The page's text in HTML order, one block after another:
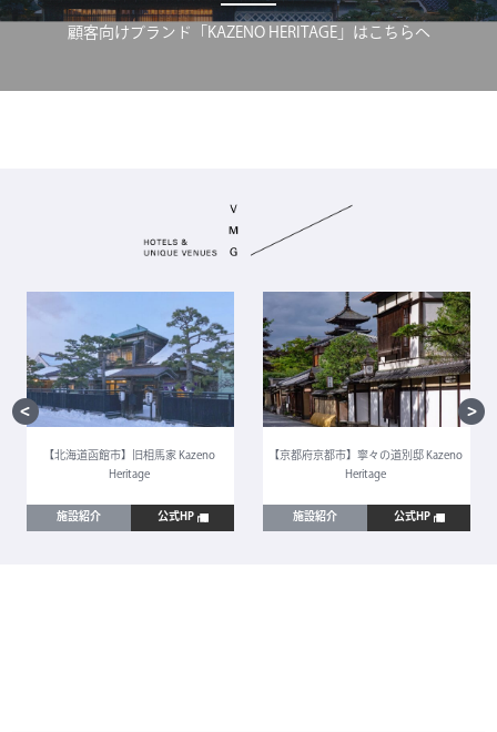
顧客向けブランド「KAZENO HERITAGE」はこちらへ
【北海道函館市】旧相馬家 Kazeno
Heritage
施設紹介 公式HP
【京都府京都市】寧々の道別邸 Kazeno
Heritage
施設紹介 公式HP